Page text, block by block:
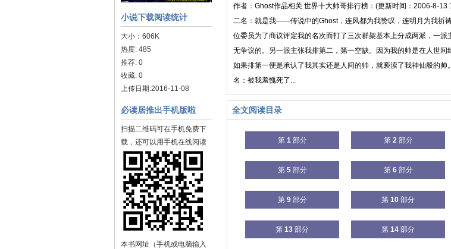
小说下载阅读统计
大小：606K
热度: 485
推荐: 0
收藏: 0
上传日期:2016-11-08
必读居推出手机版啦
扫描二维码可在手机免费下
载，还可以用手机在线阅读
本书网址（手机或电脑输入
作者：Ghost作品相关 世界十大帅哥排行榜：(更新时间：2006-8-
二名：就是我——传说中的Ghost，连风都为我赞叹，连明月为我祈
位委员为了商议评定我的名次而打了三次群架基本上分成两派，一
无争议的。另一派主张我排第二，第一空缺。因为我的帅是在人世
如果排第一便是承认了我其实还是人间的帅，就亵渎了我神仙般的
名：被我羞愧死了...
全文阅读目录
第 1部分 第 2部分
第 5部分 第 6部分
第 9部分 第 10 部分
第 13 部分 第 14 部分